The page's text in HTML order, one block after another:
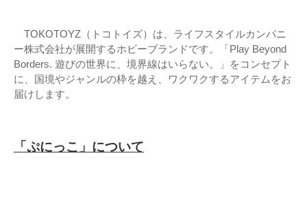
TOKOTOYZ（トコトイズ）は、ライフスタイルカンパニ
ー株式会社が展開するホビーブランドです。「Play Beyond
Borders. 遊びの世界に、境界線はいらない。」をコンセプト
に、国境やジャンルの枠を越え、ワクワクするアイテムをお
届けします。
「ぷにっこ」について